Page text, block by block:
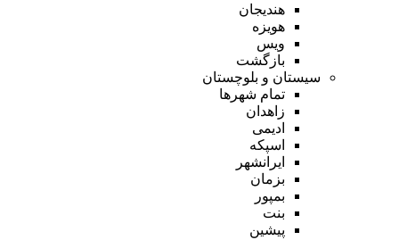
هندیجان
هویزه
ویس
بازگشت
سیستان و بلوچستان
تمام شهر‌ها
زاهدان
ادیمی
اسپکه
ایرانشهر
بزمان
بمپور
بنت
پیشین